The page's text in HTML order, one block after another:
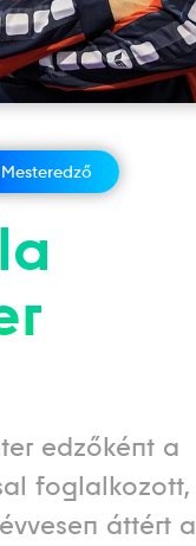
Mesteredző
edzőként a
foglalkozott,
áttért a